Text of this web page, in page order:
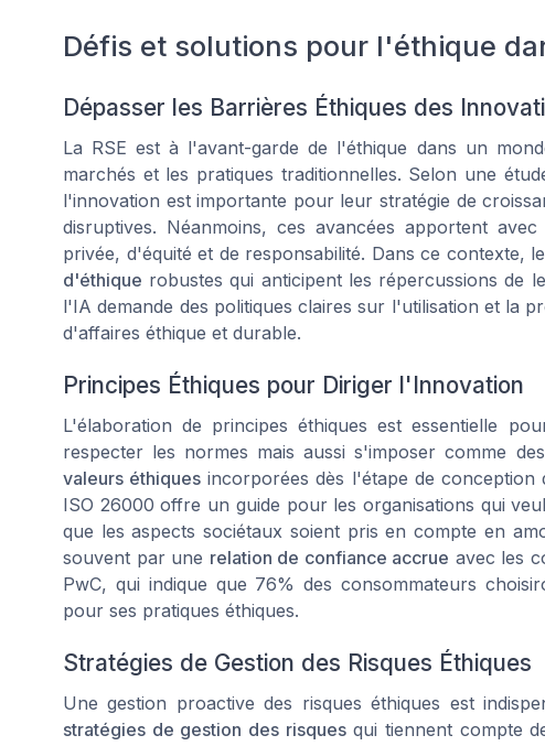
Défis et solutions pour l'éthique
Dépasser les Barrières Éthiques des
La RSE est à l'avant-garde de l'éthique dans un
marchés et les pratiques traditionnelles. Selon une
l'innovation est importante pour leur stratégie de
disruptives. Néanmoins, ces avancées apportent
privée, d'équité et de responsabilité. Dans ce contexte,
d'éthique robustes qui anticipent les répercussions de
l'IA demande des politiques claires sur l'utilisation et la
d'affaires éthique et durable.
Principes Éthiques pour Diriger l'Innovation
L'élaboration de principes éthiques est essentielle
respecter les normes mais aussi s'imposer comme
valeurs éthiques incorporées dès l'étape de
ISO 26000 offre un guide pour les organisations qui
que les aspects sociétaux soient pris en compte en
souvent par une relation de confiance accrue avec les
PwC, qui indique que 76% des consommateurs
pour ses pratiques éthiques.
Stratégies de Gestion des Risques Éthiques
Une gestion proactive des risques éthiques est
stratégies de gestion des risquesqui tiennent compte